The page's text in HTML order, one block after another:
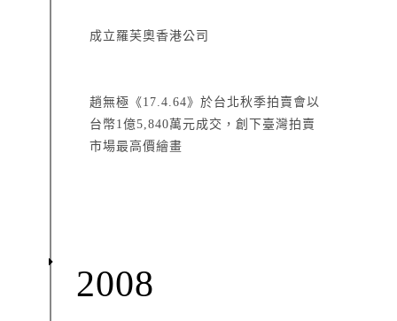
成立羅芙奧香港公司
趙無極《17.4.64》於台北秋季拍賣會以
台幣1億5,840萬元成交，創下臺灣拍賣
市場最高價繪畫
2008